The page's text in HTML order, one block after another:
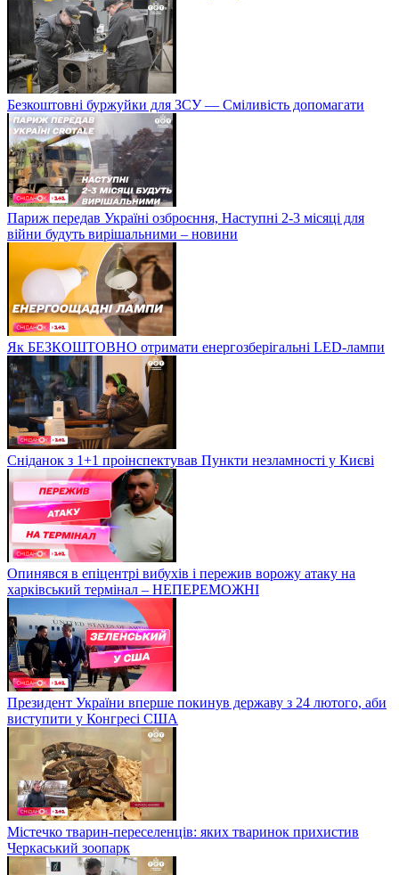
Безкоштовні буржуйки для ЗСУ — Сміливість допомагати
Париж передав Україні озброєння, Наступні 2-3 місяці для
війни будуть вирішальними – новини
Як БЕЗКОШТОВНО отримати енергозберігальні LED-лампи
Сніданок з 1+1 проінспектував Пункти незламності у Києві
Опинявся в епіцентрі вибухів і пережив ворожу атаку на
харківський термінал – НЕПЕРЕМОЖНІ
Президент України вперше покинув державу з 24 лютого, аби
виступити у Конгресі США
Містечко тварин-переселенців: яких тваринок прихистив
Черкаський зоопарк